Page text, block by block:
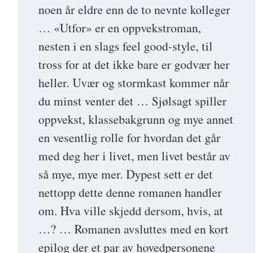
noen år eldre enn de to nevnte kolleger
… «Utfor» er en oppvekstroman,
nesten i en slags feel good-style, til
tross for at det ikke bare er godvær her
heller. Uvær og stormkast kommer når
du minst venter det … Sjølsagt spiller
oppvekst, klassebakgrunn og mye annet
en vesentlig rolle for hvordan det går
med deg her i livet, men livet består av
så mye, mye mer. Dypest sett er det
nettopp dette denne romanen handler
om. Hva ville skjedd dersom, hvis, at
…? … Romanen avsluttes med en kort
epilog der et par av hovedpersonene